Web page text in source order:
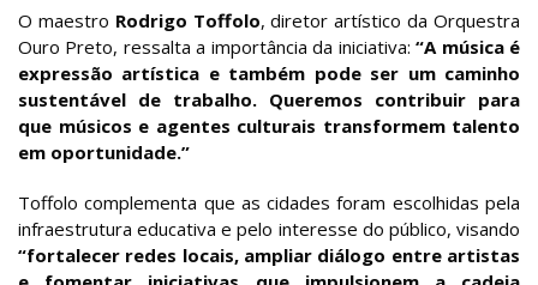
O maestro Rodrigo Toffolo, diretor artístico da Orquestra
Ouro Preto, ressalta a importância da iniciativa:“A música é
expressão artística e também pode ser um caminho
sustentável de trabalho. Queremos contribuir para
que músicos e agentes culturais transformem talento
em oportunidade.”
Toffolo complementa que as cidades foram escolhidas pela
infraestrutura educativa e pelo interesse do público, visando
“fortalecer redes locais, ampliar diálogo entre artistas